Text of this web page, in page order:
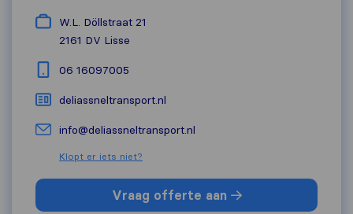
W.L. Döllstraat 21
2161 DV Lisse
06 16097005
deliassneltransport.nl
info@deliassneltransport.nl
Klopt er iets niet?
Vraag offerte aan